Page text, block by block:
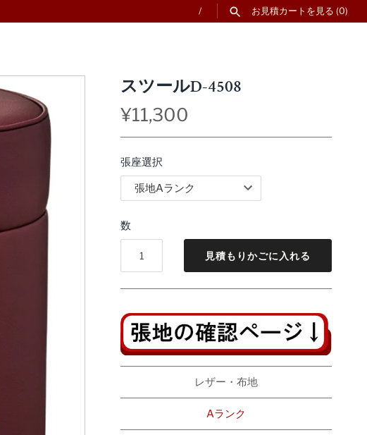
/ お見積カートを見る (0)
スツールD-4508
¥11,300
張座選択
数
見積もりかごに入れる
レザー・布地
Aランク